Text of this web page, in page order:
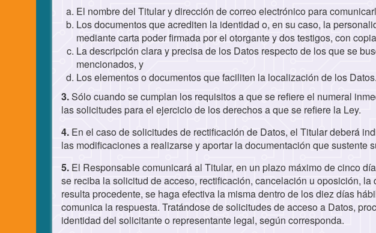
El nombre del Titular y dirección de correo electrónico para
Los documentos que acrediten la identidad o, en su caso, la
mediante carta poder firmada por el otorgante y dos testigos, con
La descripción clara y precisa de los Datos respecto de los que se
mencionados, y
Los elementos o documentos que faciliten la localización de los Datos.
3.Sólo cuando se cumplan los requisitos a que se refiere el numeral
las solicitudes para el ejercicio de los derechos a que se refiere la Ley.
4. En el caso de solicitudes de rectificación de Datos, el Titular deberá
las modificaciones a realizarse y aportar la documentación que sustente
5. El Responsable comunicará al Titular, en un plazo máximo de cinco
se reciba la solicitud de acceso, rectificación, cancelación u oposición,
resulta procedente, se haga efectiva la misma dentro de los diez días
comunica la respuesta. Tratándose de solicitudes de acceso a Datos,
identidad del solicitante o representante legal, según corresponda.